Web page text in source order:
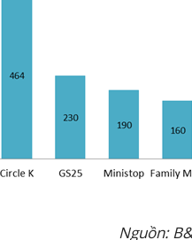
Nguồn: